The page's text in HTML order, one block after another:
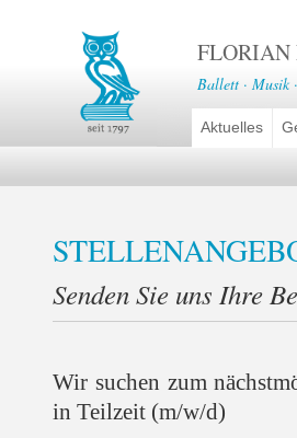
FLORIAN
Ballett · Musik
Aktuelles
Senden Sie uns Ihre
Wir suchen zum
in Teilzeit (m/w/d)